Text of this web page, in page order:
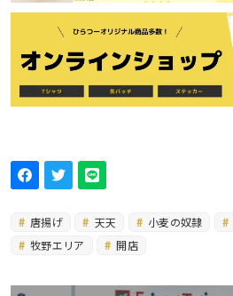
唐揚げ 天天 小麦の奴隷
牧野エリア
開店